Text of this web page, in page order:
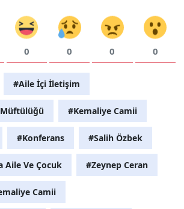
0 0 0 0
#Aile İçi İletişim
#Kemaliye Camii
#Konferans #Salih Özbek
Aile Ve Çocuk #Zeynep Ceran
Camii